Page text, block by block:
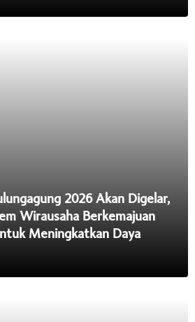
2026 Akan Digelar,
Wirausaha Berkemajuan
Meningkatkan Daya